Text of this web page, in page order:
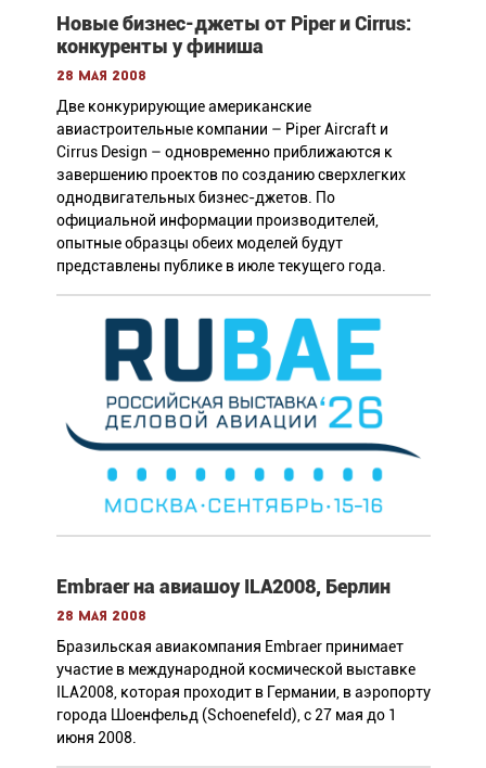
Новые бизнес-джеты от Piper и Cirrus:
конкуренты у финиша
28 мая 2008
Две конкурирующие американские
авиастроительные компании – Piper Aircraft и
Cirrus Design – одновременно приближаются к
завершению проектов по созданию сверхлегких
однодвигательных бизнес-джетов. По
официальной информации производителей,
опытные образцы обеих моделей будут
представлены публике в июле текущего года.
Embraer на авиашоу ILA2008, Берлин
28 мая 2008
Бразильская авиакомпания Embraer принимает
участие в международной космической выставке
ILA2008, которая проходит в Германии, в аэропорту
города Шоенфельд (Schoenefeld), с 27 мая до 1
июня 2008.